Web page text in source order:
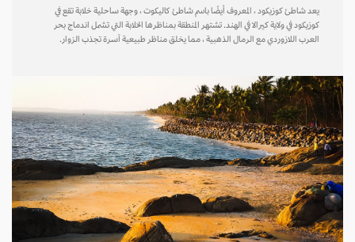
يعد شاطئ كوزيكود ، المعروف أيضًا باسم شاطئ كاليكوت ، وجهة ساحلية خلابة تقع في
كوزيكود في ولاية كيرالا في الهند. تشتهر المنطقة بمناظرها الخلابة التي تشمل اندماج بحر
العرب اللازوردي مع الرمال الذهبية ، مما يخلق مناظر طبيعية آسرة تجذب الزوار.